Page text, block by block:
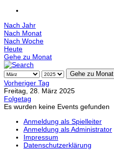
Nach Jahr
Nach Monat
Nach Woche
Heute
Gehe zu Monat
Gehe zu Monat
Vorheriger Tag
Freitag, 28. März 2025
Folgetag
Es wurden keine Events gefunden
Anmeldung als Spielleiter
Anmeldung als Administrator
Impressum
Datenschutzerklärung